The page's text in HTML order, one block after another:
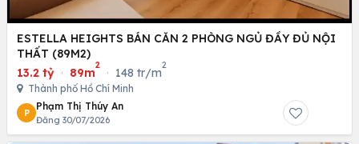
ESTELLA HEIGHTS BÁN CĂN 2 PHÒNG NGỦ ĐẦY ĐỦ NỘI
THẤT (89M2)
13.2 tỷ · 89m
2
· 148 tr/m
2
Thành phố Hồ Chí Minh
P
Phạm Thị Thúy An
Đăng 30/07/2026